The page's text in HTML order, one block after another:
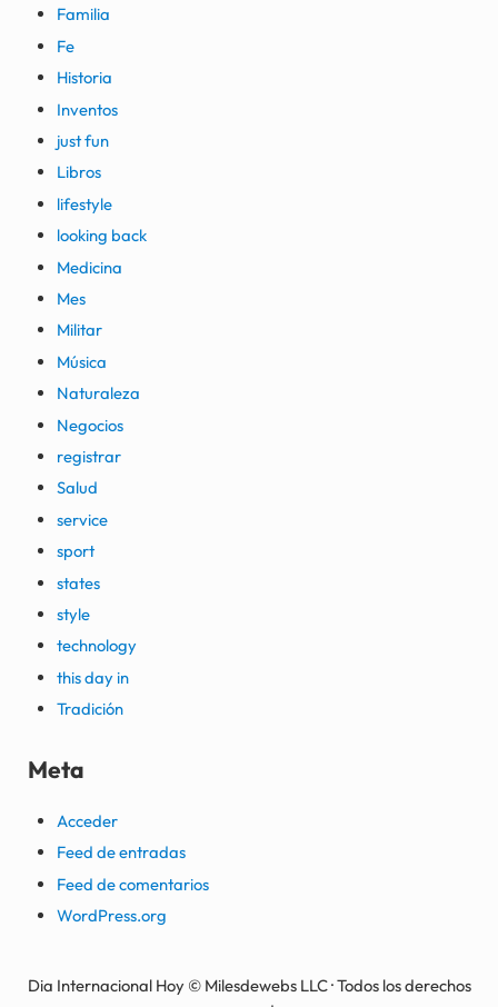
Familia
Fe
Historia
Inventos
just fun
Libros
lifestyle
looking back
Medicina
Mes
Militar
Música
Naturaleza
Negocios
registrar
Salud
service
sport
states
style
technology
this day in
Tradición
Meta
Acceder
Feed de entradas
Feed de comentarios
WordPress.org
Dia Internacional Hoy © Milesdewebs LLC · Todos los derechos